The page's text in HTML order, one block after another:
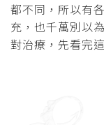
都不同，所以有
充，也千萬別以
對治療，先看完